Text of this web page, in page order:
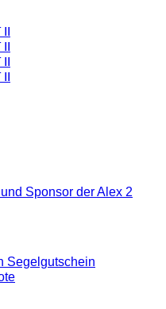
Sponsor der Alex 2
Segelgutschein